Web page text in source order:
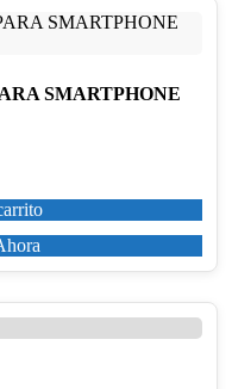
SMARTPHONE